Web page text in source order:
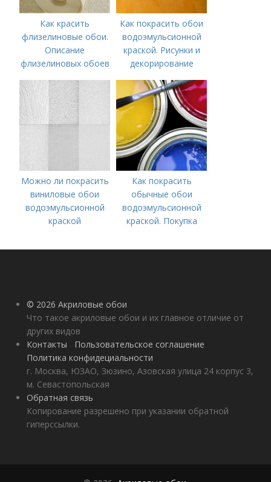
Как красить
флизелиновые обои.
Описание
флизелиновых обоев
Как покрасить обои
водоэмульсионной
краской. Рисунки и
декорирование
Можно ли покрасить
виниловые обои
водоэмульсионной
краской
Как покрасить
обычные обои
водоэмульсионной
краской. Покупка
правильно выбрать
© 2026 Акриловые обои
Что такое акриловые обои и их главное отличие от
других видов
Контакты
Пользовательское соглашение
Политика конфидециальности
г. Москва, ЮЗАО, Зюзино, Азовская улица 24 корпус 3,
м. Севастопольская
Обратная связь
Копирование разрешено при указании обратной
гиперссылки.